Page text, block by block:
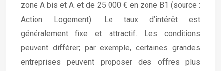
zone A bis et A, et de 25 000 € en zone B1 (source :
Action Logement). Le taux d’intérêt est
généralement fixe et attractif. Les conditions
peuvent différer; par exemple, certaines grandes
entreprises peuvent proposer des offres plus